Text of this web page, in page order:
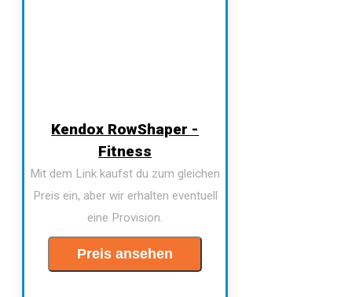
Kendox RowShaper -
Fitness
Mit dem Link kaufst du zum gleichen
Preis ein, aber wir erhalten eventuell
eine Provision.
Preis ansehen